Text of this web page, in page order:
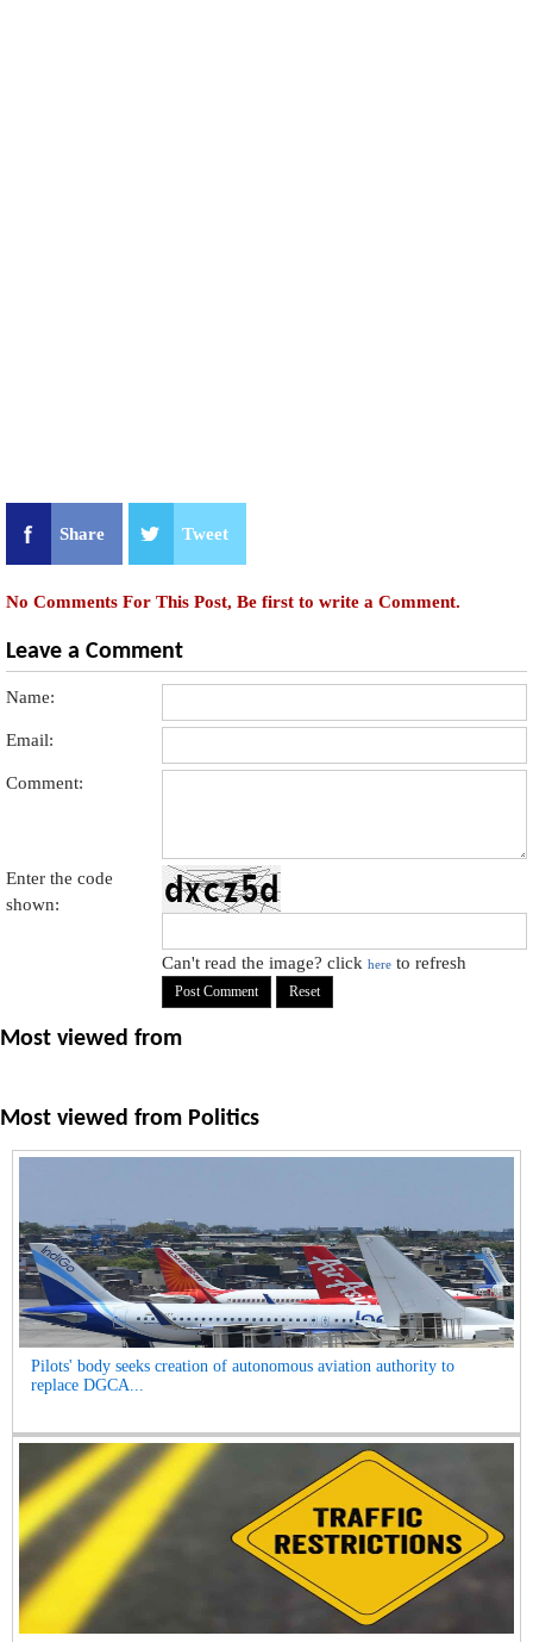
Share Tweet
No Comments For This Post, Be first to write a Comment.
Leave a Comment
Name:
Email:
Comment:
Enter the code
shown:
Can't read the image? clickhere to refresh
Most viewed from
Most viewed from Politics
Pilots' body seeks creation of autonomous aviation authority to
replace DGCA...